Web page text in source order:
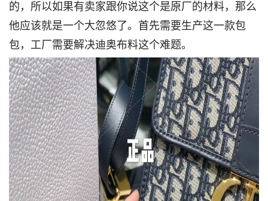
的，所以如果有卖家跟你说这个是原厂的材料，那么
他应该就是一个大忽悠了。首先需要生产这一款包
包，工厂需要解决迪奥布料这个难题。